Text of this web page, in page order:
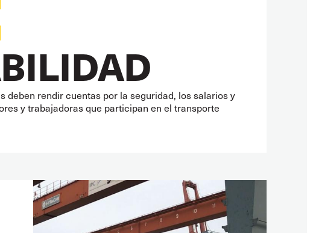
deben rendir cuentas por la seguridad, los salarios y
y trabajadoras que participan en el transporte